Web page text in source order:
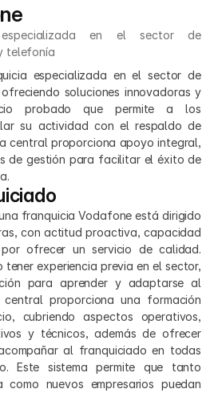
especializada en el sector de
telefonía
especializada en el sector de
soluciones innovadoras y
probado que permite a los
su actividad con el respaldo de
central proporciona apoyo integral,
de gestión para facilitar el éxito de
franquicia Vodafone está dirigido
con actitud proactiva, capacidad
ofrecer un servicio de calidad.
experiencia previa en el sector,
para aprender y adaptarse al
proporciona una formación
cubriendo aspectos operativos,
y técnicos, además de ofrecer
al franquiciado en todas
Este sistema permite que tanto
como nuevos empresarios puedan